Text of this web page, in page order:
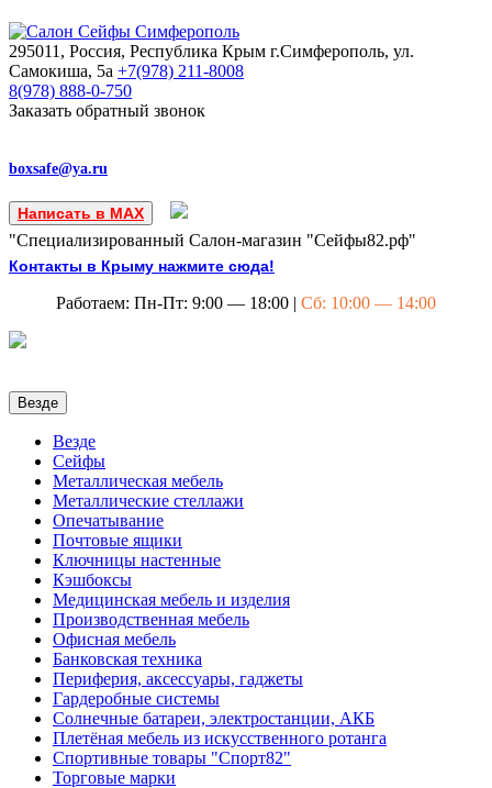
295011, Россия, Республика Крым г.Симферополь, ул.
Самокиша, 5а +7(978) 211-8008
8(978) 888-0-750
Заказать обратный звонок
boxsafe@ya.ru
Написать в MAX
"Специализированный Салон-магазин "Сейфы82.рф"
Контакты в Крыму нажмите сюда!
Работаем: Пн-Пт: 9:00 — 18:00 | Сб: 10:00 — 14:00
Везде
Везде
Сейфы
Металлическая мебель
Металлические стеллажи
Опечатывание
Почтовые ящики
Ключницы настенные
Кэшбоксы
Медицинская мебель и изделия
Производственная мебель
Офисная мебель
Банковская техника
Периферия, аксессуары, гаджеты
Гардеробные системы
Солнечные батареи, электростанции, АКБ
Плетёная мебель из искусственного ротанга
Спортивные товары "Спорт82"
Торговые марки